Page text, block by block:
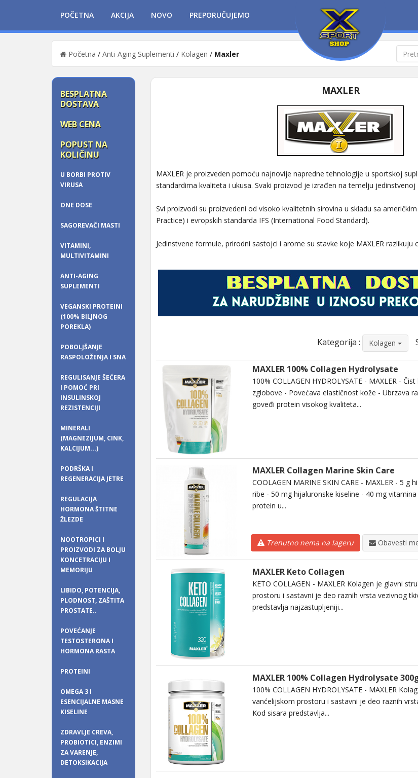
POČETNA AKCIJA NOVO PREPORUČUJEMO
Početna / Anti-Aging Suplementi / Kolagen / Maxler
BESPLATNA
DOSTAVA
WEB CENA
POPUST NA
KOLIČINU
U BORBI PROTIV
VIRUSA
ONE DOSE
SAGOREVAČI MASTI
VITAMINI,
MULTIVITAMINI
ANTI-AGING
SUPLEMENTI
VEGANSKI PROTEINI
(100% BILJNOG
POREKLA)
POBOLJŠANJE
RASPOLOŽENJA I SNA
REGULISANJE ŠEĆERA
I POMOĆ PRI
INSULINSKOJ
REZISTENCIJI
MINERALI
(MAGNEZIJUM, CINK,
KALCIJUM...)
PODRŠKA I
REGENERACIJA JETRE
REGULACIJA
HORMONA ŠTITNE
ŽLEZDE
NOOTROPICI I
PROIZVODI ZA BOLJU
KONCETRACIJU I
MEMORIJU
LIBIDO, POTENCIJA,
PLODNOST, ZAŠTITA
PROSTATE..
POVEĆANJE
TESTOSTERONA I
HORMONA RASTA
PROTEINI
OMEGA 3 I
ESENCIJALNE MASNE
KISELINE
ZDRAVLJE CREVA,
PROBIOTICI, ENZIMI
ZA VARENJE,
DETOKSIKACIJA
MAXLER
MAXLER je proizveden pomoću najnovije napredne tehnologije u sportskoj
standardima kvaliteta i ukusa. Svaki proizvod je izrađen na temelju jedinstvenoj
Svi proizvodi su proizvedeni od visoko kvalitetnih sirovina u skladu sa
Practice) i evropskih standarda IFS (International Food Standard).
Jedinstvene formule, prirodni sastojci i arome su stavke koje MAXLER razlikuju
Kategorija : Kolagen
MAXLER 100% Collagen Hydrolysate
100% COLLAGEN HYDROLYSATE - MAXLER -
zglobove - Povećava elastičnost kože - Ubrzava
goveđi protein visokog kvaliteta...
MAXLER Collagen Marine Skin Care
COOLAGEN MARINE SKIN CARE - MAXLER - 5 g
ribe - 50 mg hijaluronske kiseline - 40 mg
protein u...
Trenutno nema na lageru Obavesti
MAXLER Keto Collagen
KETO COLLAGEN - MAXLER Kolagen je glavni
prostoru i sastavni je deo raznih vrsta vezivnog
predstavlja najzastupljeniji...
MAXLER 100% Collagen Hydrolysate
100% COLLAGEN HYDROLYSATE - MAXLER
vanćelijskom prostoru i sastavni je deo raznih
Kod sisara predstavlja...